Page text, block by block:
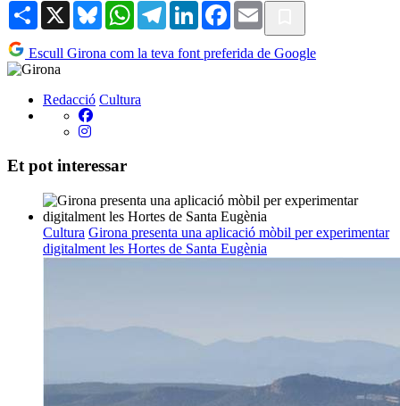
Share X BlueskyWhatsAppTelegramLinkedInFacebook
Email
Escull Girona com la teva font preferida de Google
Redacció Cultura
Et pot interessar
Cultura Girona presenta una aplicació mòbil per experimentar
digitalment les Hortes de Santa Eugènia